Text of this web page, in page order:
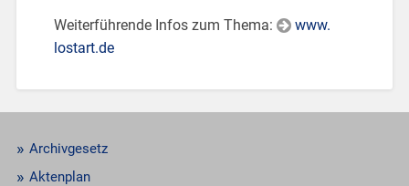
Wei­ter­füh­ren­de Infos zum Thema:
www.​
lostart.​de
Archivgesetz
Aktenplan